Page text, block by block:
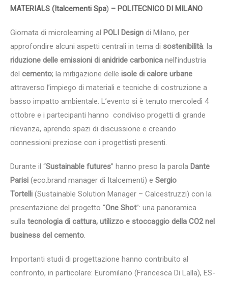
MATERIALS (Italcementi Spa) – POLITECNICO DI MILANO
Giornata di microlearning al POLI Design di Milano, per
approfondire alcuni aspetti centrali in tema di sostenibilità: la
riduzione delle emissioni di anidride carbonica nell’industria
del cemento; la mitigazione delle isole di calore urbane
attraverso l’impiego di materiali e tecniche di costruzione a
basso impatto ambientale. L’evento si è tenuto mercoledì 4
ottobre e i partecipanti hanno condiviso progetti di grande
rilevanza, aprendo spazi di discussione e creando
connessioni preziose con i progettisti presenti.
Durante il “Sustainable futures” hanno preso la parola Dante
Parisi (eco.brand manager di Italcementi) e Sergio
Tortelli (Sustainable Solution Manager – Calcestruzzi) con la
presentazione del progetto “One Shot”: una panoramica
sulla tecnologia di cattura, utilizzo e stoccaggio della CO2 nel
business del cemento
Importanti studi di progettazione hanno contribuito al
confronto, in particolare: Euromilano (Francesca Di Lalla), ES-